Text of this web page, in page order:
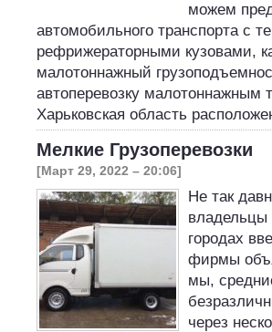
можем
автомобильного транспорта с
рефрижераторными кузовами,
малотоннажный
автоперевозку малотоннажным
Харьковская область
Мелкие Грузоперевозки
[Март 29, 2022 – 20:06]
Не так
владельцы
городах
фирмы
мы,
через